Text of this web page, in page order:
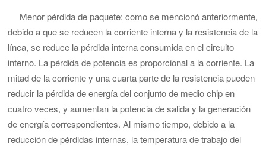
Menor pérdida de paquete:como se mencionó anteriormente,
debido a que se reducen la corriente interna y la resistencia de la
línea, se reduce la pérdida interna consumida en el circuito
interno. La pérdida de potencia es proporcional a la corriente. La
mitad de la corriente y una cuarta parte de la resistencia pueden
reducir la pérdida de energía del conjunto de medio chip en
cuatro veces, y aumentan la potencia de salida y la generación
de energía correspondientes.Al mismo tiempo, debido a la
reducción de pérdidas internas, la temperatura de trabajo del